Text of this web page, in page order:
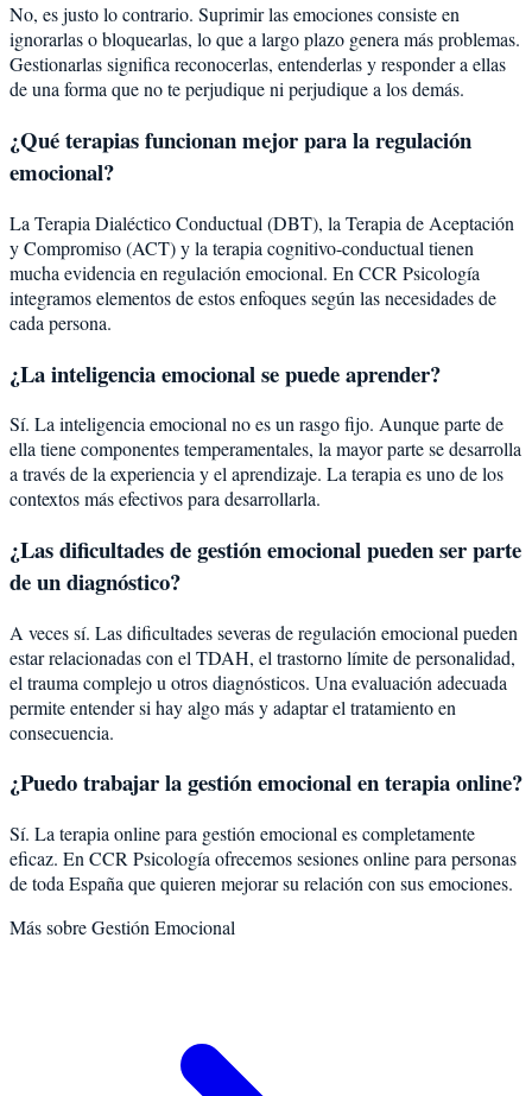
No, es justo lo contrario. Suprimir las emociones consiste en
ignorarlas o bloquearlas, lo que a largo plazo genera más problemas.
Gestionarlas significa reconocerlas, entenderlas y responder a ellas
de una forma que no te perjudique ni perjudique a los demás.
¿Qué terapias funcionan mejor para la regulación
emocional?
La Terapia Dialéctico Conductual (DBT), la Terapia de Aceptación
y Compromiso (ACT) y la terapia cognitivo-conductual tienen
mucha evidencia en regulación emocional. En CCR Psicología
integramos elementos de estos enfoques según las necesidades de
cada persona.
¿La inteligencia emocional se puede aprender?
Sí. La inteligencia emocional no es un rasgo fijo. Aunque parte de
ella tiene componentes temperamentales, la mayor parte se desarrolla
a través de la experiencia y el aprendizaje. La terapia es uno de los
contextos más efectivos para desarrollarla.
¿Las dificultades de gestión emocional pueden ser parte
de un diagnóstico?
A veces sí. Las dificultades severas de regulación emocional pueden
estar relacionadas con el TDAH, el trastorno límite de personalidad,
el trauma complejo u otros diagnósticos. Una evaluación adecuada
permite entender si hay algo más y adaptar el tratamiento en
consecuencia.
¿Puedo trabajar la gestión emocional en terapia online?
Sí. La terapia online para gestión emocional es completamente
eficaz. En CCR Psicología ofrecemos sesiones online para personas
de toda España que quieren mejorar su relación con sus emociones.
Más sobreGestión Emocional